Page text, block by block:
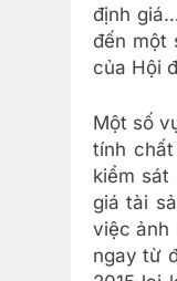
định
đến một
của Hội
Một số
tính
kiểm
giá tài
việc ảnh
ngay từ